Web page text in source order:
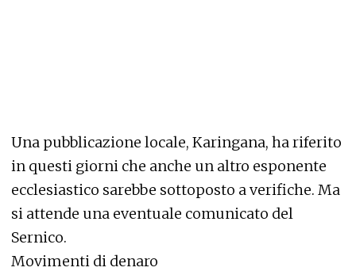
Una pubblicazione locale, Karingana, ha riferito
in questi giorni che anche un altro esponente
ecclesiastico sarebbe sottoposto a verifiche. Ma
si attende una eventuale comunicato del
Sernico.
Movimenti di denaro